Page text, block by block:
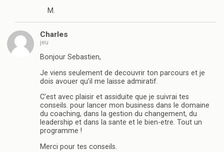
M.
Charles
jeu
Bonjour Sebastien,
Je viens seulement de decouvrir ton parcours et je
dois avouer qu’il me laisse admiratif.
C’est avec plaisir et assiduite que je suivrai tes
conseils. pour lancer mon business dans le domaine
du coaching, dans la gestion du changement, du
leadership et dans la sante et le bien-etre. Tout un
programme !
Merci pour tes conseils.